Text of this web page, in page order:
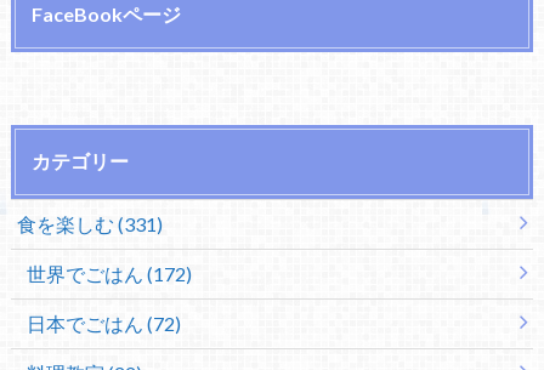
FaceBookページ
カテゴリー
食を楽しむ (331)
世界でごはん (172)
日本でごはん (72)